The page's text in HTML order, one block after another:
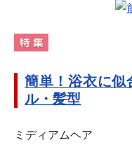
簡単！浴衣に似
ル・髪型
ミディアムヘア